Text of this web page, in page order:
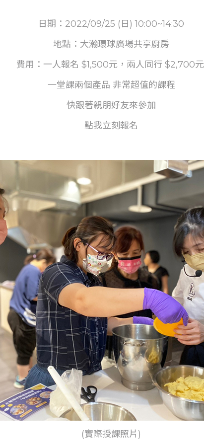
日期：2022/09/25 (日) 10:00~14:30
地點：大瀚環球廣場共享廚房
費用：一人報名 $1,500元，兩人同行 $2,700元
一堂課兩個產品 非常超值的課程
快跟著親朋好友來參加
點我立刻報名
(實際授課照片)